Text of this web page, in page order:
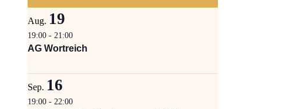
Aug. 19
19:00 - 21:00
AG Wortreich
Sep. 16
19:00 - 22:00